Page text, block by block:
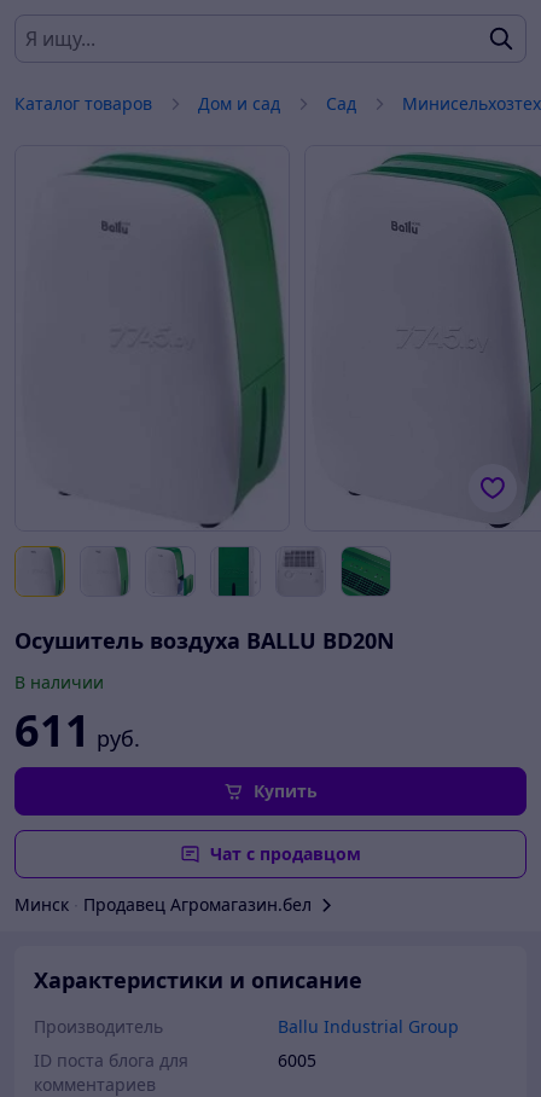
Каталог товаров Дом и сад Сад
Осушитель воздуха BALLU BD20N
В наличии
611 руб.
Купить
Чат с продавцом
Минск Продавец Агромагазин.бел
Характеристики и описание
Производитель
Ballu Industrial Group
ID поста блога для
комментариев
6005